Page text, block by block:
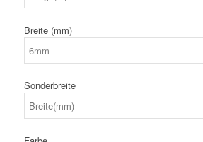
Breite (mm)
Sonderbreite